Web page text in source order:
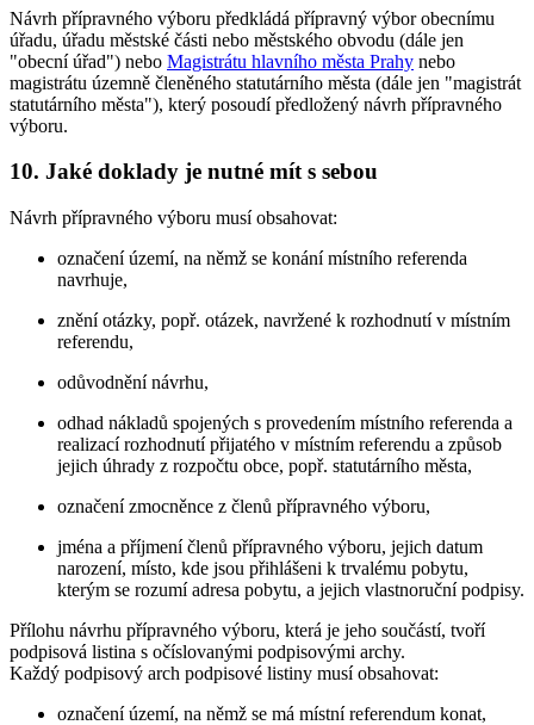
Návrh přípravného výboru předkládá přípravný výbor obecnímu
úřadu, úřadu městské části nebo městského obvodu (dále jen
"obecní úřad") nebo Magistrátu hlavního města Prahy nebo
magistrátu územně členěného statutárního města (dále jen "magistrát
statutárního města"), který posoudí předložený návrh přípravného
výboru.
10. Jaké doklady je nutné mít s sebou
Návrh přípravného výboru musí obsahovat:
označení území, na němž se konání místního referenda
navrhuje,
znění otázky, popř. otázek, navržené k rozhodnutí v místním
referendu,
odůvodnění návrhu,
odhad nákladů spojených s provedením místního referenda a
realizací rozhodnutí přijatého v místním referendu a způsob
jejich úhrady z rozpočtu obce, popř. statutárního města,
označení zmocněnce z členů přípravného výboru,
jména a příjmení členů přípravného výboru, jejich datum
narození, místo, kde jsou přihlášeni k trvalému pobytu,
kterým se rozumí adresa pobytu, a jejich vlastnoruční podpisy.
Přílohu návrhu přípravného výboru, která je jeho součástí, tvoří
podpisová listina s očíslovanými podpisovými archy.
Každý podpisový arch podpisové listiny musí obsahovat:
označení území, na němž se má místní referendum konat,